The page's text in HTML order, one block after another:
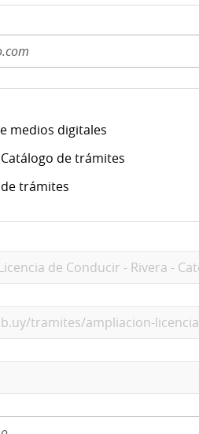
medios digitales
de trámites
trámites